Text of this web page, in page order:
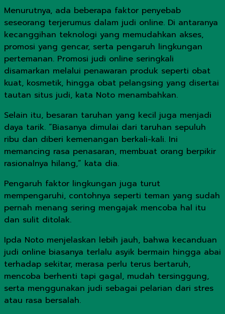
Menurutnya, ada beberapa faktor penyebab
seseorang terjerumus dalam judi online. Di antaranya
kecanggihan teknologi yang memudahkan akses,
promosi yang gencar, serta pengaruh lingkungan
pertemanan. Promosi judi online seringkali
disamarkan melalui penawaran produk seperti obat
kuat, kosmetik, hingga obat pelangsing yang disertai
tautan situs judi, kata Noto menambahkan.
Selain itu, besaran taruhan yang kecil juga menjadi
daya tarik. “Biasanya dimulai dari taruhan sepuluh
ribu dan diberi kemenangan berkali-kali. Ini
memancing rasa penasaran, membuat orang berpikir
rasionalnya hilang,” kata dia.
Pengaruh faktor lingkungan juga turut
mempengaruhi, contohnya seperti teman yang sudah
pernah menang sering mengajak mencoba hal itu
dan sulit ditolak.
Ipda Noto menjelaskan lebih jauh, bahwa kecanduan
judi online biasanya terlalu asyik bermain hingga abai
terhadap sekitar, merasa perlu terus bertaruh,
mencoba berhenti tapi gagal, mudah tersinggung,
serta menggunakan judi sebagai pelarian dari stres
atau rasa bersalah.